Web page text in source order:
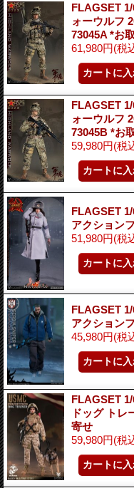
FLAGSET
ォーウルフ
73045A *お
61,980円(税
FLAGSET
ォーウルフ
73045B *お
59,980円(税
FLAGSET
アクション
51,980円(税
FLAGSET
アクション
45,980円(税
FLAGSET
ドッグ トレ
寄せ
59,980円(税